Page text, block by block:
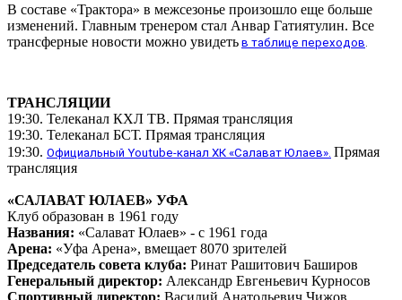
В составе «Трактора» в межсезонье произошло еще больше
изменений. Главным тренером стал Анвар Гатиятулин. Все
трансферные новости можно увидеть в таблице переходов
ТРАНСЛЯЦИИ
19:30. Телеканал КХЛ ТВ. Прямая трансляция
19:30. Телеканал БСТ. Прямая трансляция
19:30. Официальный Youtube-канал ХК «Салават Юлаев». Прямая
трансляция
«САЛАВАТ ЮЛАЕВ» УФА
Клуб образован в 1961 году
Названия: «Салават Юлаев» - с 1961 года
Арена: «Уфа Арена», вмещает 8070 зрителей
Председатель совета клуба: Ринат Рашитович Баширов
Генеральный директор: Александр Евгеньевич Курносов
Спортивный директор: Василий Анатольевич Чижов